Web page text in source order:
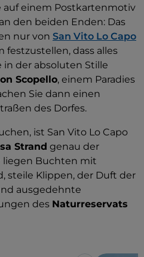
auf einem Postkartenmotiv
den beiden Enden: Das
nur von San Vito Lo Capo
festzustellen, dass alles
der absoluten Stille
Scopello, einem Paradies
Sie dann einen
des Dorfes.
ist San Vito Lo Capo
Strand genau der
liegen Buchten mit
steile Klippen, der Duft der
ausgedehnte
des Naturreservats